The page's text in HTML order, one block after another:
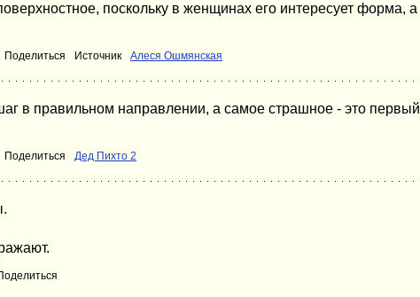
поскольку в женщинах его интересует форма, а
Поделиться Источник Алеся Ошмянская
в правильном направлении, а самое страшное - это первый
Поделиться Дед Пихто 2